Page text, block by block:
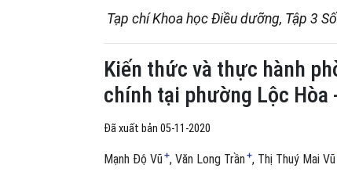
Tạp chí Khoa học Điều dưỡng, Tập 3
Kiến thức và thực hành
chính tại phường Lộc Hòa
Đã xuất bản 05-11-2020
Mạnh Độ Vũ+ Văn Long Trần+ Thị Thuý Mai Vũ